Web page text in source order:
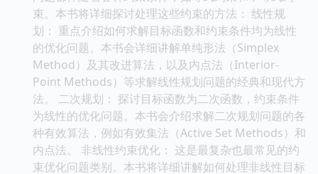
束。本书将详细探讨处理这些约束的方法： 线性规
划： 重点介绍如何求解目标函数和约束条件均为线性
的优化问题。本书会详细讲解单纯形法（Simplex
Method）及其改进算法，以及内点法（Interior-
Point Methods）等求解线性规划问题的经典和现代方
法。 二次规划： 探讨目标函数为二次函数，约束条件
为线性的优化问题。本书会介绍求解二次规划问题的各
种有效算法，例如有效集法（Active Set Methods）和
内点法。 非线性约束优化： 这是最复杂也最常见的约
束优化问题类别。本书将详细讲解如何处理非线性目标